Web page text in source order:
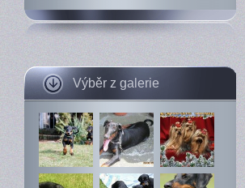
Výběr z galerie